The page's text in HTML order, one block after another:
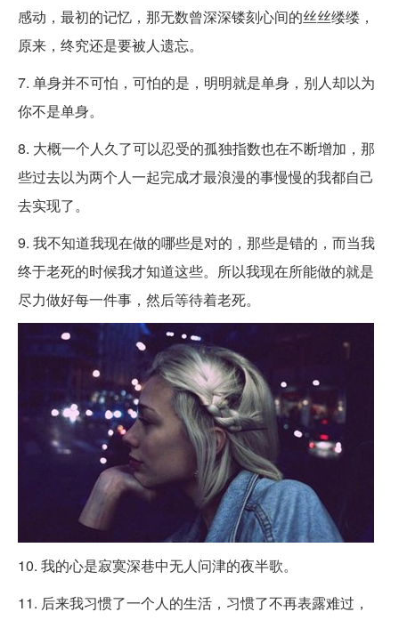
感动，最初的记忆，那无数曾深深镂刻心间的丝丝缕缕，
原来，终究还是要被人遗忘。
7. 单身并不可怕，可怕的是，明明就是单身，别人却以为
你不是单身。
8. 大概一个人久了可以忍受的孤独指数也在不断增加，那
些过去以为两个人一起完成才最浪漫的事慢慢的我都自己
去实现了。
9. 我不知道我现在做的哪些是对的，那些是错的，而当我
终于老死的时候我才知道这些。所以我现在所能做的就是
尽力做好每一件事，然后等待着老死。
10. 我的心是寂寞深巷中无人问津的夜半歌。
11. 后来我习惯了一个人的生活，习惯了不再表露难过，